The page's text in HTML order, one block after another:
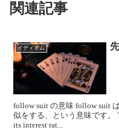
関連記事
イディオム
follow suit の意味 follow suit
似をする、という意味です。
its interest rat...